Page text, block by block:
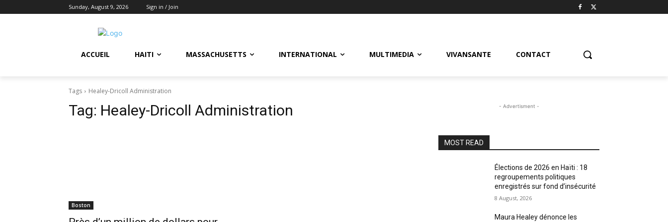
Sunday, August 9, 2026 Sign in / Join
ACCUEIL HAITI MASSACHUSETTS INTERNATIONAL MULTIMEDIA VIVANSANTE CONTACT
Tags Healey-Dricoll Administration
Tag: Healey-Dricoll Administration
Boston
- Advertisment -
MOST READ
Élections de 2026 en Haïti : 18
regroupements politiques
enregistrés sur fond d’insécurité
8 August, 2026
Maura Healey dénonce les